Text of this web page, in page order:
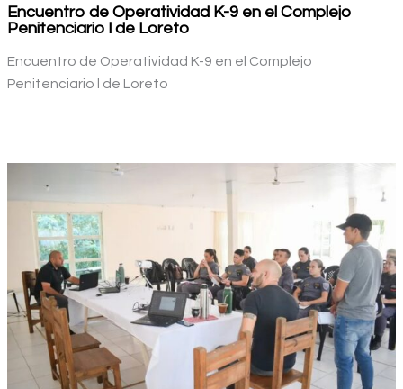
Encuentro de Operatividad K-9 en el Complejo
Penitenciario l de Loreto
Encuentro de Operatividad K-9 en el Complejo
Penitenciario l de Loreto